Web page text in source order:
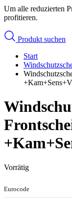
Um alle reduzierten
profitieren.
Produkt suchen
Start
Vorrätig
Eurocode